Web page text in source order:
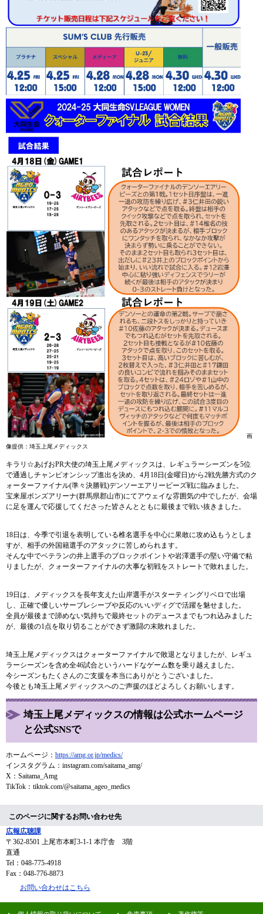
画
像提供：埼玉上尾メディックス
キラリ☆あげおPR大使の埼玉上尾メディックスは、 ​レギュラーシーズンを5位
で通過しチャンピオンシップ進出を決め、4月18日(金曜日)から2戦先勝方式のク
ォーターファイナル(準々決勝戦)デンソーエアリービーズ戦に臨みました。
宝来屋ボンズアリーナ(群馬県郡山市)にてアウェイな雰囲気の中でしたが、会場
に足を運んで応援してくださった皆さんとともに最後まで戦い抜きました。
18日は、今季で引退を表明している椎名選手を中心に果敢に攻め込もうとしま
すが、相手の外国籍選手のアタックに苦しめられます。
そんな中でベテランの井上選手のブロックポイントや岩澤選手の堅い守備で粘
りましたが、クォーターファイナルの大事な初戦をストレートで敗れました。
19日は、メディックスを長年支えた山岸選手がスターティングリベロで出場
し、正確で優しいサーブレシーブや反応のいいディグで活躍を魅せました。
全員が最後まで諦めない気持ちで最終セットのデュースまでもつれ込みました
が、最後の1点を取り切ることができず激闘の末敗れました。
埼玉上尾メディックスはクォーターファイナルで敗退となりましたが、レギュ
ラーシーズンを含め全46試合というハードなゲーム数を乗り越えました。
今シーズンもたくさんのご支援を本当にありがとうございました。
今後とも埼玉上尾メディックスへのご声援のほどよろしくお願いします。
埼玉上尾メディックスの情報は公式ホームページ
と公式SNSで
ホームページ： https://amg.or.jp/medics/
インスタグラム：instagram.com/saitama_amg/
X：Saitama_Amg
​TikTok：tiktok.com/@saitama_ageo_medics
このページに関するお問い合わせ先
広報広聴課
〒362-8501 上尾市本町3-1-1 本庁舎 3階
直通
Tel：048-775-4918
Fax：048-776-8873
お問い合わせはこちら